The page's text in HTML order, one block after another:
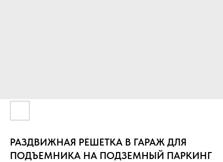
РАЗДВИЖНАЯ РЕШЕТКА В ГАРАЖ ДЛЯ
ПОДЪЕМНИКА НА ПОДЗЕМНЫЙ ПАРКИНГ